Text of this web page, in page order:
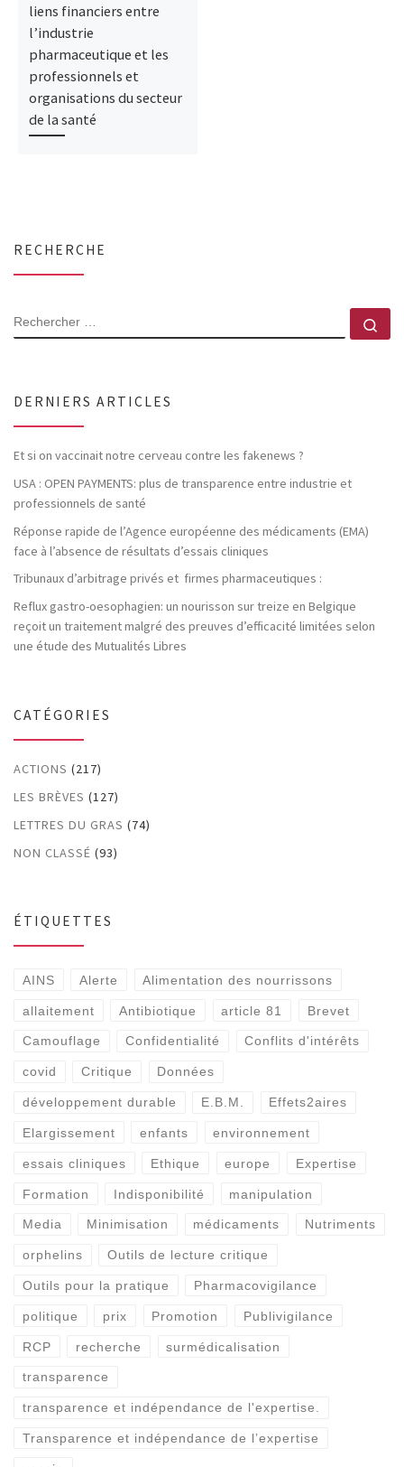
liens financiers entre
l’industrie
pharmaceutique et les
professionnels et
organisations du secteur
de la santé
RECHERCHE
RECHERCHER
DERNIERS ARTICLES
Et si on vaccinait notre cerveau contre les fakenews ?
USA : OPEN PAYMENTS: plus de transparence entre industrie et
professionnels de santé
Réponse rapide de l’Agence européenne des médicaments (EMA)
face à l’absence de résultats d’essais cliniques
Tribunaux d’arbitrage privés et firmes pharmaceutiques :
Reflux gastro-oesophagien: un nourisson sur treize en Belgique
reçoit un traitement malgré des preuves d’efficacité limitées selon
une étude des Mutualités Libres
CATÉGORIES
ACTIONS (217)
LES BRÈVES (127)
LETTRES DU GRAS (74)
NON CLASSÉ (93)
ÉTIQUETTES
AINS Alerte Alimentation des nourrissons
allaitement Antibiotique article 81 Brevet
Camouflage Confidentialité Conflits d'intérêts
covid Critique Données
développement durable E.B.M. Effets2aires
Elargissement enfants environnement
essais cliniques Ethique europe Expertise
Formation Indisponibilité manipulation
Media Minimisation médicaments Nutriments
orphelins Outils de lecture critique
Outils pour la pratique Pharmacovigilance
politique prix Promotion Publivigilance
RCP recherche surmédicalisation
transparence
transparence et indépendance de l'expertise.
Transparence et indépendance de l’expertise